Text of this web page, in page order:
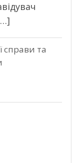
справи та